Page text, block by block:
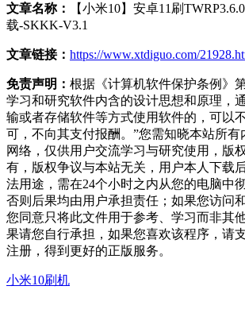
文章名称：
【小米10】安卓11刷
载-SKKK-V3.1
文章链接： https://www.xtdiguo.com/
免责声明： 根据《计算机软件保护条例》
学习和研究软件内含的设计思想和原理，
输或者存储软件等方式使用软件的，可以
可，不向其支付报酬。”您需知晓本站所
网络，仅供用户交流学习与研究使用，版
有，版权争议与本站无关，用户本人下载
法用途，需在24个小时之内从您的电脑中
否则后果均由用户承担责任；如果您访问
您同意只将此文件用于参考、学习而非其
果请您自行承担，如果您喜欢该程序，请
注册，得到更好的正版服务。
小米10刷机